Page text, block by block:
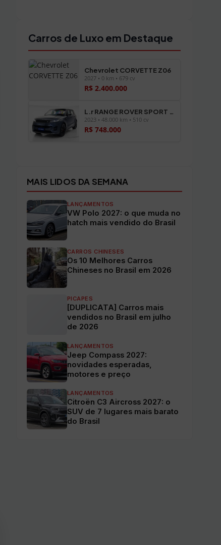
Carros de Luxo em Destaque
Chevrolet CORVETTE Z06
2027 • 0 km • 679 cv
R$ 2.400.000
L.r RANGE ROVER SPORT P510E FIRST EDITION
2023 • 48.000 km • 510 cv
R$ 748.000
MAIS LIDOS DA SEMANA
LANÇAMENTOS
VW Polo 2027: o que muda no
hatch mais vendido do Brasil
CARROS CHINESES
Os 10 Melhores Carros
Chineses no Brasil em 2026
PICAPES
[DUPLICATA] Carros mais
vendidos no Brasil em julho
de 2026
LANÇAMENTOS
Jeep Compass 2027:
novidades esperadas,
motores e preço
LANÇAMENTOS
Citroën C3 Aircross 2027: o
SUV de 7 lugares mais barato
do Brasil